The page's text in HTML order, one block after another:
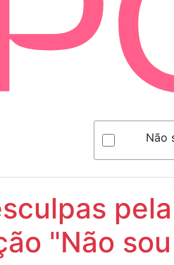
Não
"Não